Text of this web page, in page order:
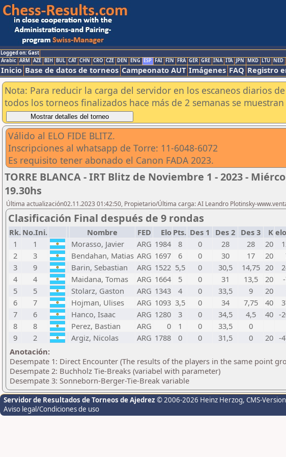
Logged on: Gast
Arabic ARM AZE BIH BUL CAT CHN CRO CZE DEN ENG ESP FAI FIN FRA GER GRE INA ITA JPN MKD LTU NED
Inicio Base de datos de torneos Campeonato AUT Imágenes FAQ Registro
Nota: Para reducir la carga del servidor en los escaneos diarios
todos los torneos finalizados hace más de 2 semanas se
Válido al ELO FIDE BLITZ.
Inscripciones al whatsapp de Torre: 11-6048-6072
Es requisito tener abonado el Canon FADA 2023.
TORRE BLANCA - IRT Blitz de Noviembre 1 - 2023 -
19.30hs
Última actualización02.11.2023 01:42:50, Propietario/Última carga: AI Leandro Plotinsky-
Clasificación Final después de 9 rondas
Rk. No.Ini. Nombre FED Elo Pts. Des 1 Des 2 Des 3 K
1
1 Morasso, Javier ARG 1984 8 0 28 28 20
2
3 Bendahan, Matias ARG 1697 6 0 30 17 20
3
9 Barin, Sebastian ARG 1522 5,5 0 30,5 14,75 20
4
4 Maidana, Tomas ARG 1664 5 0 31 13,5 20
5
5 Stolarz, Gaston ARG 1343 4 0 33,5 9 20
6
7 Hojman, Ulises ARG 1093 3,5 0 34 7,75 40
7
6 Hanco, Isaac ARG 1280 3 0 34,5 4,5 40 -
8
8 Perez, Bastian ARG 0 1 0 33,5
0
9
2 Argiz, Nicolas ARG 1788 0 0 31,5 0 20 -
Anotación:
Desempate 1: Direct Encounter (The results of the players in the same point
Desempate 2: Buchholz Tie-Breaks (variabel with parameter)
Desempate 3: Sonneborn-Berger-Tie-Break variable
Servidor de Resultados de Torneos de Ajedrez © 2006-2026 Heinz Herzog, CMS-
Aviso legal/Condiciones de uso